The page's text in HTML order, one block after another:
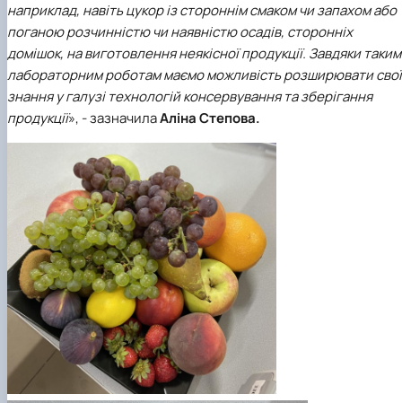
наприклад, навіть цукор із стороннім смаком чи запахом або
поганою розчинністю чи наявністю осадів, сторонніх
домішок, на виготовлення неякісної продукції. Завдяки таким
лабораторним роботам маємо можливість розширювати свої
знання у галузі технологій консервування та зберігання
продукції», - зазначилаАліна Степова.